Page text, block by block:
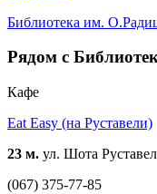
Библиотека им.
Рядом с
Кафе
Eat Easy (на Руставели)
23 м. ул. Шота
(067) 375-77-85